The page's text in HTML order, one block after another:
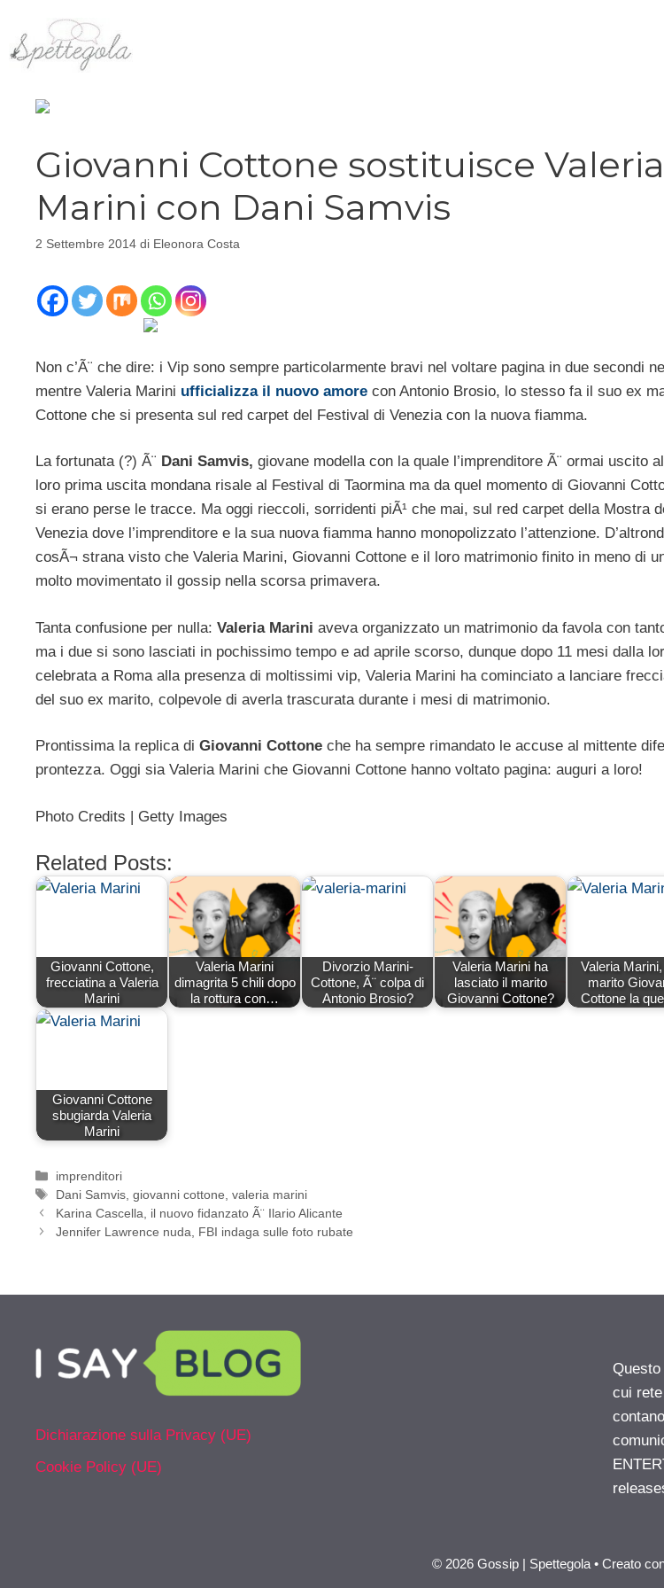
contenuto
Giovanni Cottone sostituisce Valeria
Marini con Dani Samvis
2 Settembre 2014 di Eleonora Costa
Non c’Ã¨ che dire: i Vip sono sempre particolarmente bravi nel voltare pagina in due secondi
mentre Valeria Marini ufficializza il nuovo amore con Antonio Brosio, lo stesso fa il suo ex
Cottone che si presenta sul red carpet del Festival di Venezia con la nuova fiamma.
La fortunata (?) Ã¨ Dani Samvis, giovane modella con la quale l’imprenditore Ã¨ ormai uscito
loro prima uscita mondana risale al Festival di Taormina ma da quel momento di Giovanni
si erano perse le tracce. Ma oggi rieccoli, sorridenti piÃ¹ che mai, sul red carpet della Mostra
Venezia dove l’imprenditore e la sua nuova fiamma hanno monopolizzato l’attenzione.
cosÃ¬ strana visto che Valeria Marini, Giovanni Cottone e il loro matrimonio finito in meno di
molto movimentato il gossip nella scorsa primavera.
Tanta confusione per nulla: Valeria Marini aveva organizzato un matrimonio da favola con
ma i due si sono lasciati in pochissimo tempo e ad aprile scorso, dunque dopo 11 mesi dalla
celebrata a Roma alla presenza di moltissimi vip, Valeria Marini ha cominciato a lanciare
del suo ex marito, colpevole di averla trascurata durante i mesi di matrimonio.
Prontissima la replica di Giovanni Cottone che ha sempre rimandato le accuse al mittente
prontezza. Oggi sia Valeria Marini che Giovanni Cottone hanno voltato pagina: auguri a loro!
Photo Credits | Getty Images
Related Posts:
Giovanni Cottone,
frecciatina a Valeria
Marini
Valeria Marini
dimagrita 5 chili dopo
la rottura con…
Divorzio Marini-
Cottone, Ã¨ colpa di
Antonio Brosio?
Valeria Marini ha
lasciato il marito
Giovanni Cottone?
Valeria
marito
Cottone la
Giovanni Cottone
sbugiarda Valeria
Marini
Categorie
imprenditori
Tag
Dani Samvis ,giovanni cottone ,valeria marini
Karina Cascella, il nuovo fidanzato Ã¨ Ilario Alicante
Jennifer Lawrence nuda, FBI indaga sulle foto rubate
Dichiarazione sulla Privacy (UE)
Cookie Policy (UE)
Questo
cui
© 2026 Gossip | Spettegola • Creato